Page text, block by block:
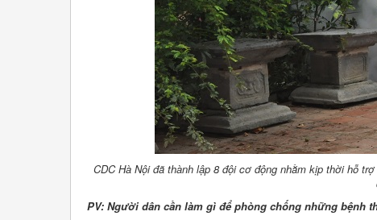
CDC Hà Nội đã thành lập 8 đội cơ động nhằm kịp thời hỗ
PV: Người dân cần làm gì để phòng chống những bệnh